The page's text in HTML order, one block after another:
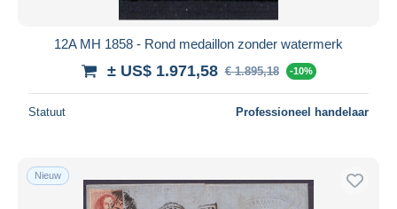
12A MH 1858 - Rond medaillon zonder watermerk
± US$ 1.971,58 € 1.895,18 -10%
Statuut Professioneel handelaar
Nieuw